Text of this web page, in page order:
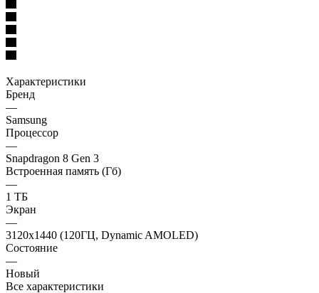
Характеристики
Бренд
—
Samsung
Процессор
—
Snapdragon 8 Gen 3
Встроенная память (Гб)
—
1 ТБ
Экран
—
3120x1440 (120ГЦ, Dynamic AMOLED)
Состояние
—
Новый
Все характеристики